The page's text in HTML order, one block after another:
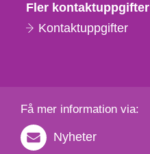
Fler kontaktuppgifter
Kontaktuppgifter
Få mer information via:
Nyheter